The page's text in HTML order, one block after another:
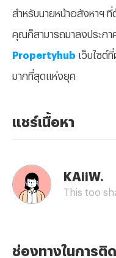
สำหรับนายหน้าอสังหาฯ
คุณก็สามารถมาลงประก
Propertyhub เว็บไซต์
มากที่สุดแห่งยุค
แชร์เนื้อหา
KAiiW.
This too
ช่องทางในการติ